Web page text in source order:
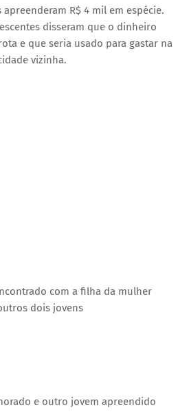
R$ 4 mil em espécie.
disseram que o dinheiro
e que seria usado para gastar na
vizinha.
com a filha da mulher
dois jovens
e outro jovem apreendido